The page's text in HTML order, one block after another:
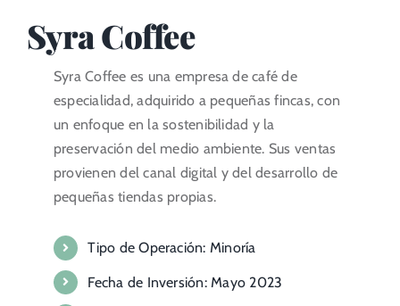
Portal del Inversor
Syra Coffee
Syra Coffee es una empresa de café de
especialidad, adquirido a pequeñas fincas, con
un enfoque en la sostenibilidad y la
preservación del medio ambiente. Sus ventas
provienen del canal digital y del desarrollo de
pequeñas tiendas propias.
Tipo de Operación: Minoría
Fecha de Inversión: Mayo 2023